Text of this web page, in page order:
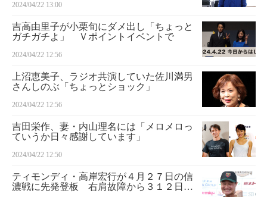
然災害に立ち向かう
2024/04/22 13:00
吉高由里子が小栗旬にダメ出し「ちょっと
ガチガチよ」 Ｖポイントイベントで
2024/04/22 12:56
上沼恵美子、ラジオ共演していた佐川満男
さんしのぶ「ちょっとショック」
2024/04/22 12:56
吉田栄作、妻・内山理名には「メロメロっ
ていうか日々感謝しています」
2024/04/22 12:50
ティモンディ・高岸宏行が４月２７日の信
濃戦に先発登板 右肩故障から３１２日ぶ